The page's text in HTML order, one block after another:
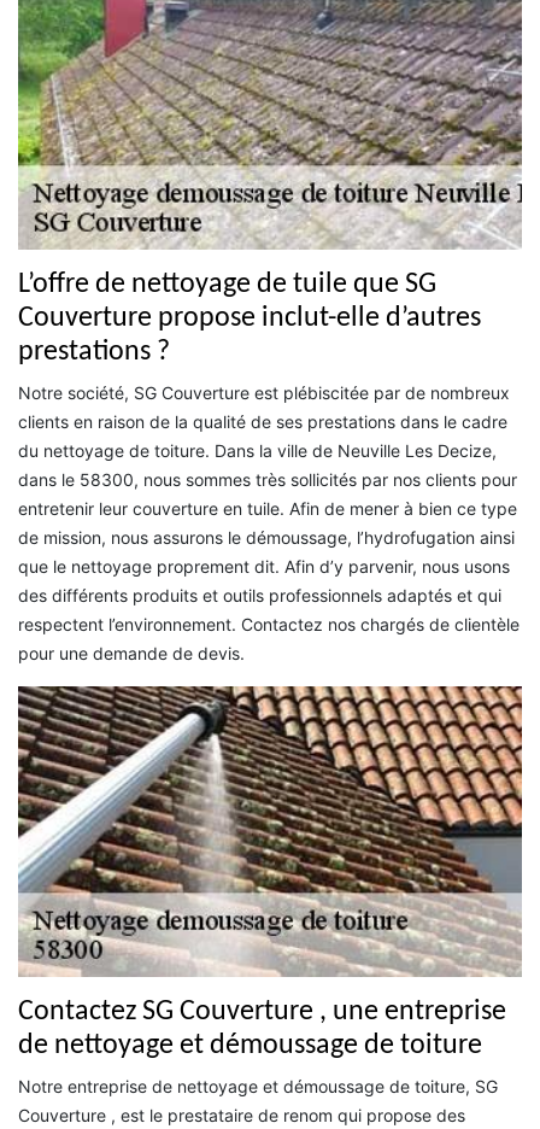
L’offre de nettoyage de tuile que SG
Couverture propose inclut-elle d’autres
prestations ?
Notre société, SG Couverture est plébiscitée par de nombreux
clients en raison de la qualité de ses prestations dans le cadre
du nettoyage de toiture. Dans la ville de Neuville Les Decize,
dans le 58300, nous sommes très sollicités par nos clients pour
entretenir leur couverture en tuile. Afin de mener à bien ce type
de mission, nous assurons le démoussage, l’hydrofugation ainsi
que le nettoyage proprement dit. Afin d’y parvenir, nous usons
des différents produits et outils professionnels adaptés et qui
respectent l’environnement. Contactez nos chargés de clientèle
pour une demande de devis.
Contactez SG Couverture , une entreprise
de nettoyage et démoussage de toiture
Notre entreprise de nettoyage et démoussage de toiture, SG
Couverture , est le prestataire de renom qui propose des